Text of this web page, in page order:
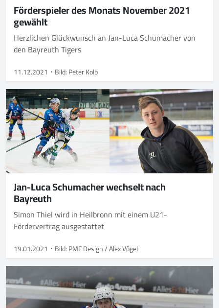
Förderspieler des Monats November 2021
gewählt
Herzlichen Glückwunsch an Jan-Luca Schumacher von
den Bayreuth Tigers
11.12.2021 Bild: Peter Kolb
Jan-Luca Schumacher wechselt nach
Bayreuth
Simon Thiel wird in Heilbronn mit einem U21-
Fördervertrag ausgestattet
19.01.2021 Bild: PMF Design / Alex Vögel